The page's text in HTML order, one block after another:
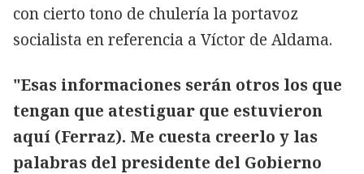
con cierto tono de chulería la portavoz
socialista en referencia a Víctor de Aldama.
"Esas informaciones serán otros los que
tengan que atestiguar que estuvieron
aquí (Ferraz). Me cuesta creerlo y las
palabras del presidente del Gobierno